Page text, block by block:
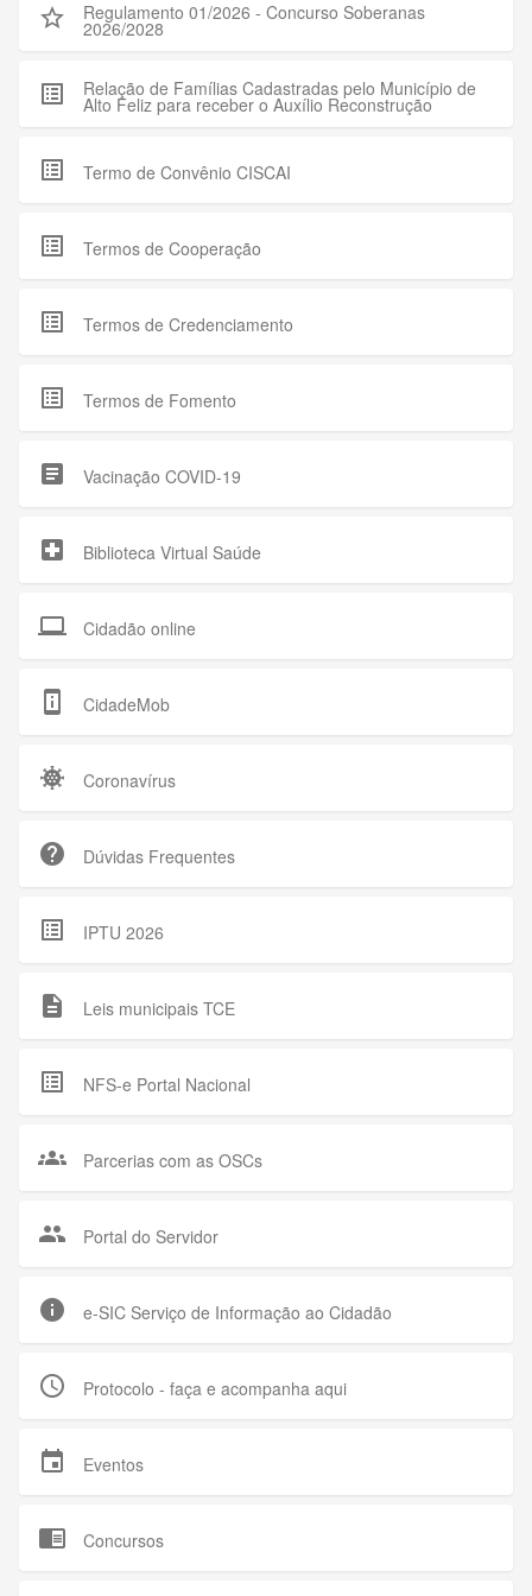
star_outline Regulamento 01/2026 - Concurso Soberanas
2026/2028
list_alt Relação de Famílias Cadastradas pelo Município de
Alto Feliz para receber o Auxílio Reconstrução
list_alt Termo de Convênio CISCAI
list_alt Termos de Cooperação
list_alt Termos de Credenciamento
list_alt Termos de Fomento
article Vacinação COVID-19
local_hospital Biblioteca Virtual Saúde
computer Cidadão online
perm_device_information CidadeMob
coronavirus Coronavírus
help Dúvidas Frequentes
list_alt IPTU 2026
description Leis municipais TCE
list_alt NFS-e Portal Nacional
groups Parcerias com as OSCs
group Portal do Servidor
info e-SIC Serviço de Informação ao Cidadão
query_builder Protocolo - faça e acompanha aqui
event Eventos
chrome_reader_mode Concursos